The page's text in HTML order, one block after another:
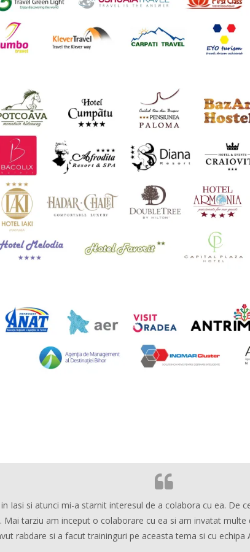
Iasi si atunci mi-a starnit interesul de a colabora cu ea. De
tarziu am inceput o colaborare cu ea si am invatat
rabdare si a facut traininguri pe aceasta tema si cu echipa